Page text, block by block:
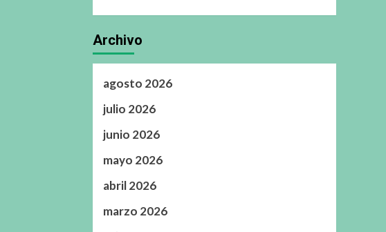
Archivo
agosto 2026
julio 2026
junio 2026
mayo 2026
abril 2026
marzo 2026